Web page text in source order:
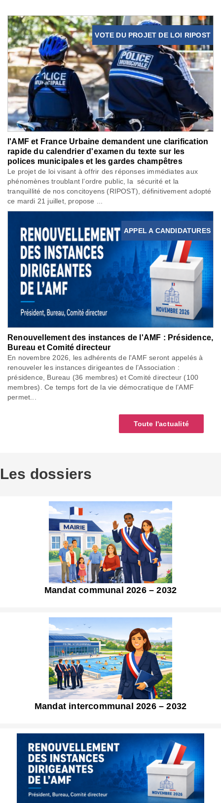
VOTE DU PROJET DE LOI RIPOST
l'AMF et France Urbaine demandent une clarification
rapide du calendrier d'examen du texte sur les
polices municipales et les gardes champêtres
Le projet de loi visant à offrir des réponses immédiates aux
phénomènes troublant l’ordre public, la sécurité et la
tranquillité de nos concitoyens (RIPOST), définitivement adopté
ce mardi 21 juillet, propose ...
APPEL A CANDIDATURES
Renouvellement des instances de l'AMF : Présidence,
Bureau et Comité directeur
En novembre 2026, les adhérents de l'AMF seront appelés à
renouveler les instances dirigeantes de l’Association :
présidence, Bureau (36 membres) et Comité directeur (100
membres). Ce temps fort de la vie démocratique de l’AMF
permet...
Toute l'actualité
Les dossiers
Mandat communal 2026 – 2032
Mandat intercommunal 2026 – 2032